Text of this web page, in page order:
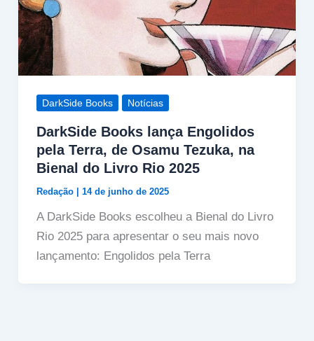
DarkSide Books Notícias
DarkSide Books lança Engolidos
pela Terra, de Osamu Tezuka, na
Bienal do Livro Rio 2025
Redação | 14 de junho de 2025
A DarkSide Books escolheu a Bienal do Livro
Rio 2025 para apresentar o seu mais novo
lançamento: Engolidos pela Terra